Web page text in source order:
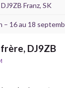
DJ9ZB Franz, SK
– 16 au 18
DJ9ZB